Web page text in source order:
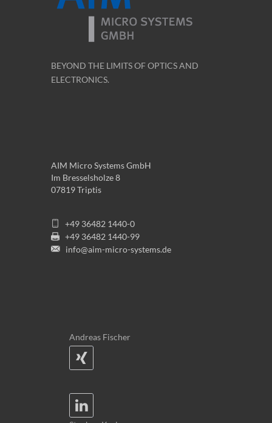
BEYOND THE LIMITS OF OPTICS AND
ELECTRONICS.
AIM Micro Systems GmbH
Im Bresselsholze 8
07819 Triptis
+49 36482 1440-0
+49 36482 1440-99
info@aim-micro-systems.de
Andreas Fischer